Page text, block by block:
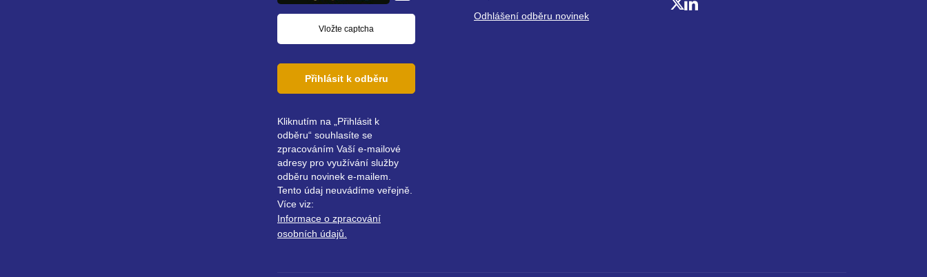
Přihlásit k odběru
Kliknutím na „Přihlásit k
odběru“ souhlasíte se
zpracováním Vaší e-mailové
adresy pro využívání služby
odběru novinek e-mailem.
Tento údaj neuvádíme veřejně.
Více viz:
Informace o zpracování
osobních údajů.
Odhlášení odběru novinek